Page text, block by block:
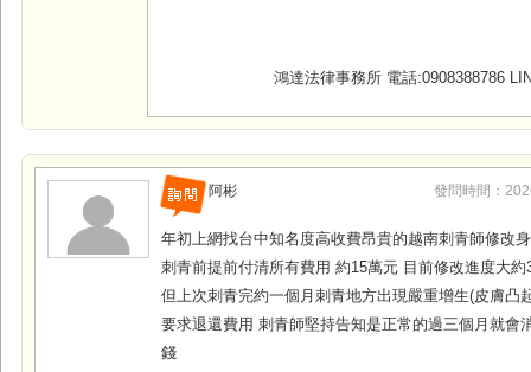
鴻達法律事務所 電話:0908388786
阿彬 發問時間：
年初上網找台中知名度高收費昂貴的越南刺青師修改
刺青前提前付清所有費用 約15萬元 目前修改進度大約
但上次刺青完約一個月刺青地方出現嚴重增生(皮膚凸
要求退還費用 刺青師堅持告知是正常的過三個月就會
錢